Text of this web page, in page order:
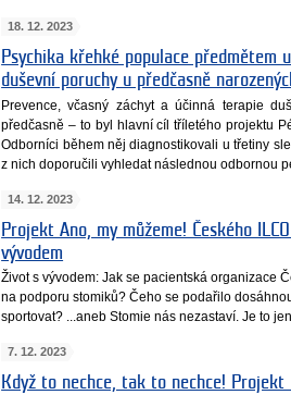
18. 12. 2023
Psychika křehké populace předmětem
duševní poruchy u předčasně
Prevence, včasný záchyt a účinná terapie
předčasně – to byl hlavní cíl tříletého projektu
Odborníci během něj diagnostikovali u třetiny
z nich doporučili vyhledat následnou odbornou
14. 12. 2023
Projekt Ano, my můžeme! Českého
vývodem
Život s vývodem: Jak se pacientská organizace
na podporu stomiků? Čeho se podařilo
sportovat? ...aneb Stomie nás nezastaví. Je to
7. 12. 2023
Když to nechce, tak to nechce!